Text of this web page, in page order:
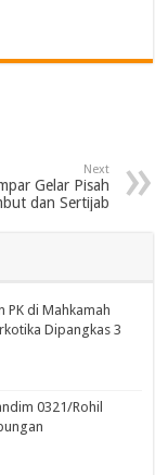
Next
Gelar Pisah
dan Sertijab
PK di Mahkamah
Dipangkas 3
0321/Rohil